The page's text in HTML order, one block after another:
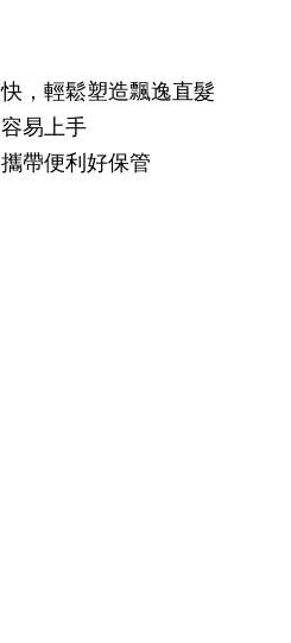
，輕鬆塑造飄逸直髮
易上手
帶便利好保管